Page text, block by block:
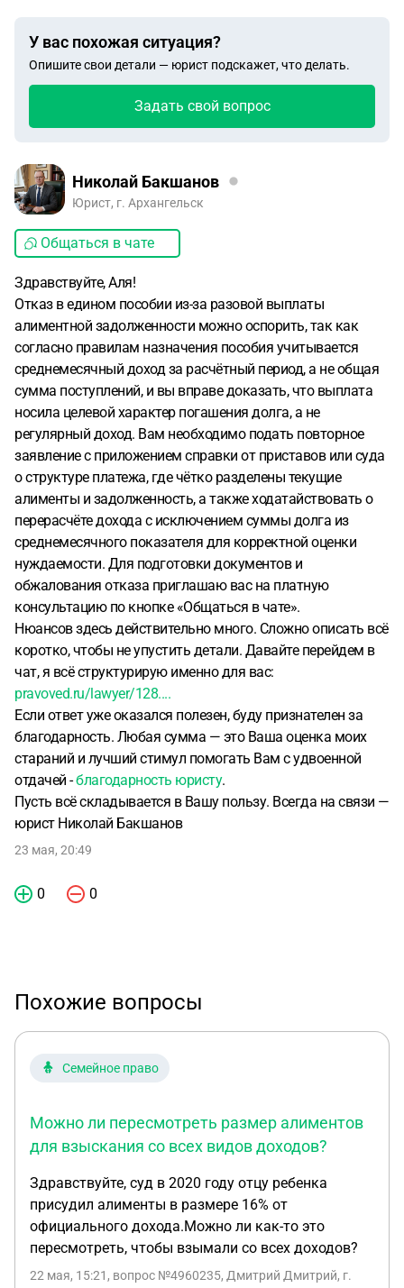
У вас похожая ситуация?
Опишите свои детали — юрист подскажет, что делать.
Задать свой вопрос
Николай Бакшанов
Юрист, г. Архангельск
Общаться в чате
Здравствуйте, Аля!
Отказ в едином пособии из-за разовой выплаты
алиментной задолженности можно оспорить, так как
согласно правилам назначения пособия учитывается
среднемесячный доход за расчётный период, а не общая
сумма поступлений, и вы вправе доказать, что выплата
носила целевой характер погашения долга, а не
регулярный доход. Вам необходимо подать повторное
заявление с приложением справки от приставов или суда
о структуре платежа, где чётко разделены текущие
алименты и задолженность, а также ходатайствовать о
перерасчёте дохода с исключением суммы долга из
среднемесячного показателя для корректной оценки
нуждаемости. Для подготовки документов и
обжалования отказа приглашаю вас на платную
консультацию по кнопке «Общаться в чате».
Нюансов здесь действительно много. Сложно описать всё
коротко, чтобы не упустить детали. Давайте перейдем в
чат, я всё структурирую именно для вас:
pravoved.ru/lawyer/128....
Если ответ уже оказался полезен, буду признателен за
благодарность. Любая сумма — это Ваша оценка моих
стараний и лучший стимул помогать Вам с удвоенной
отдачей -благодарность юристу.
Пусть всё складывается в Вашу пользу. Всегда на связи —
юрист Николай Бакшанов
23 мая, 20:49
0 0
Похожие вопросы
Семейное право
Можно ли пересмотреть размер алиментов
для взыскания со всех видов доходов?
Здравствуйте, суд в 2020 году отцу ребенка
присудил алименты в размере 16% от
официального дохода.Можно ли как-то это
пересмотреть, чтобы взымали со всех доходов?
22 мая, 15:21 , вопрос №4960235, Дмитрий Дмитрий, г.